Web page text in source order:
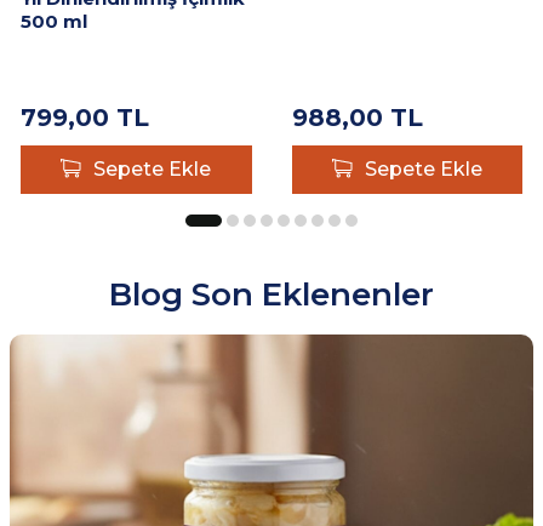
500 ml
799,00 TL
Sepete Ekle
988,00 TL
Sepete Ekle
Blog Son Eklenenler